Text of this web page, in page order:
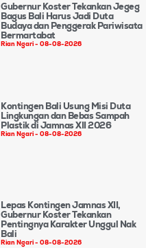
Gubernur Koster Tekankan Jegeg
Bagus Bali Harus Jadi Duta
Budaya dan Penggerak Pariwisata
Bermartabat
Rian Ngari 08-08-2026
Kontingen Bali Usung Misi Duta
Lingkungan dan Bebas Sampah
Plastik di Jamnas XII 2026
Rian Ngari 08-08-2026
Lepas Kontingen Jamnas XII,
Gubernur Koster Tekankan
Pentingnya Karakter Unggul Nak
Bali
Rian Ngari 08-08-2026